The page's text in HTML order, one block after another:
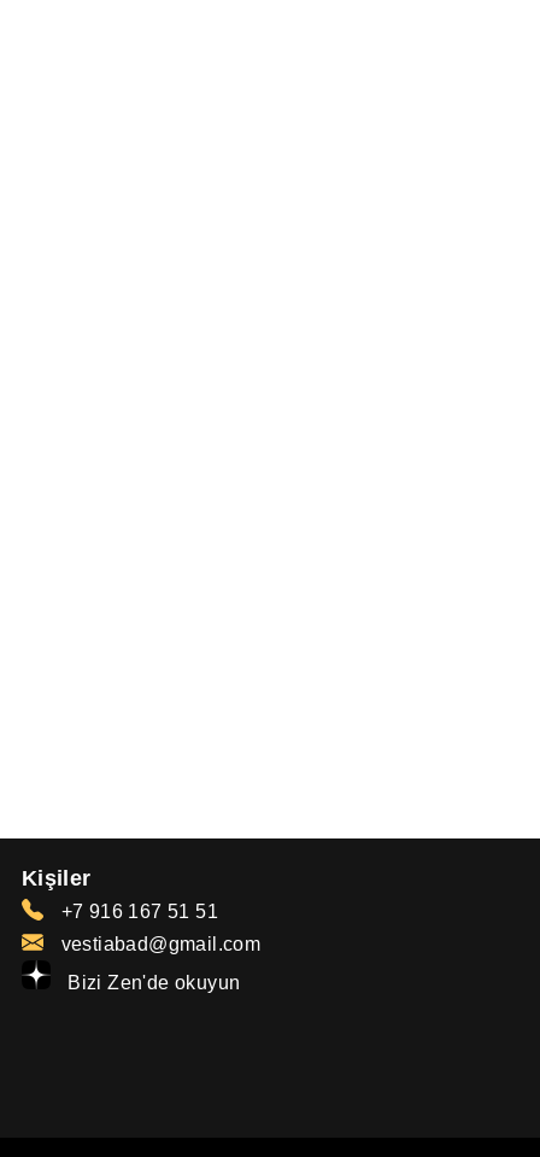
Kişiler
+7 916 167 51 51
vestiabad@gmail.com
Bizi Zen'de okuyun